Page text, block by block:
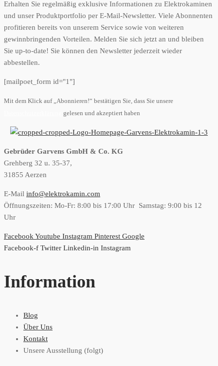
Erhalten Sie regelmäßig exklusive Informationen zu Elektrokaminen
und unser Produktportfolio per E-Mail-Newsletter. Viele Abonnenten
profitieren bereits von unserem Service sowie von weiteren
gewinnbringenden Vorteilen. Melden Sie sich jetzt an und bleiben
Sie up-to-date! Sie können den Newsletter jederzeit wieder
abbestellen.
[mailpoet_form id="1"]
Mit dem Klick auf „Abonnieren!“ bestätigen Sie, dass Sie unsere
gelesen und akzeptiert haben
Gebrüder Garvens GmbH & Co. KG
Grehberg 32 u. 35-37,
31855 Aerzen
E-Mail info@elektrokamin.com
Öffnungszeiten: Mo-Fr: 8:00 bis 17:00 Uhr Samstag: 9:00 bis 12
Uhr
Facebook Youtube Instagram Pinterest Google
Facebook-f Twitter Linkedin-in Instagram
Information
Blog
Über Uns
Kontakt
Unsere Ausstellung (folgt)